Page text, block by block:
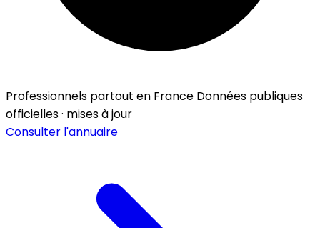
Professionnels partout en France Données publiques
officielles · mises à jour
Consulter l'annuaire